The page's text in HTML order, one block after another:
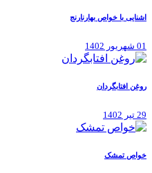
اشنایی با خواص بهارنارنج
01 شهریور 1402
روغن افتابگردان
29 تیر 1402
خواص تمشک